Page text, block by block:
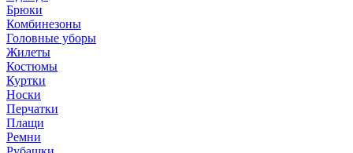
Брюки
Комбинезоны
Головные уборы
Жилеты
Костюмы
Куртки
Носки
Перчатки
Плащи
Ремни